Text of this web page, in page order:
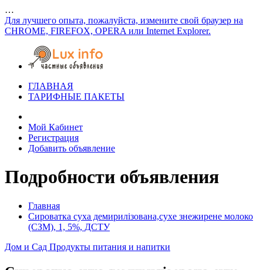
…
Для лучшего опыта, пожалуйста, измените свой браузер на
CHROME, FIREFOX, OPERA или Internet Explorer.
ГЛАВНАЯ
ТАРИФНЫЕ ПАКЕТЫ
Мой Кабинет
Регистрация
Добавить объявление
Подробности объявления
Главная
Сироватка суха демирилізована,сухе знежирене молоко
(СЗМ), 1, 5%, ДСТУ
Дом и Сад Продукты питания и напитки